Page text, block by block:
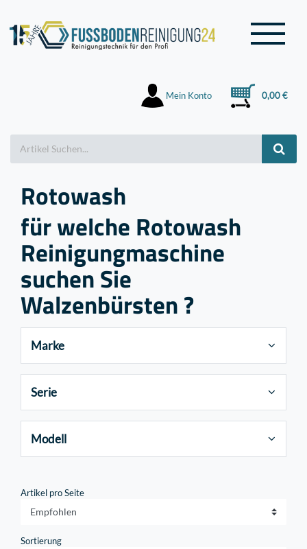
Mein Konto 0,00 €
Rotowash
für welche Rotowash
Reinigungmaschine
suchen Sie
Walzenbürsten ?
Marke
Serie
Modell
Artikel pro Seite
Sortierung